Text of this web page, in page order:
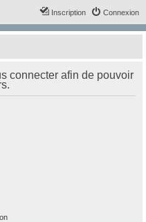
Connexion
Inscription
connecter afin de pouvoir